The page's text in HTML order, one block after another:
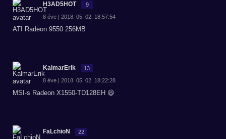
H3AD5HOT 9
8 éve | 2018. 05. 02. 18:57:54
ATI Radeon 9550 256MB
KalmarErik 13
8 éve | 2018. 05. 02. 18:22:28
MSI-s Radeon X1550-TD128EH 😃
FaLchioN 22